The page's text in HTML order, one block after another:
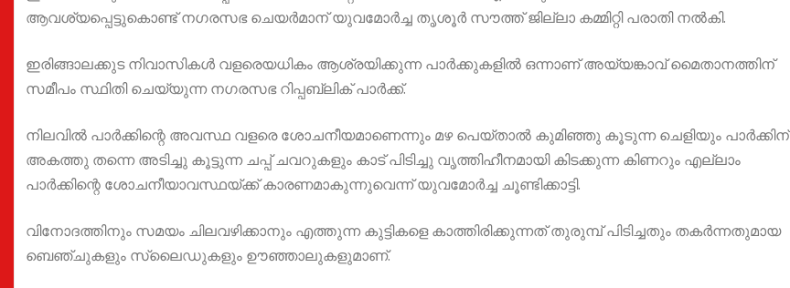
ആവശ്യപ്പെട്ടുകൊണ്ട് നഗരസഭ ചെയർമാന് യുവമോർച്ച തൃശൂർ സൗത്ത് ജില്ലാ കമ്മിറ്റി പരാതി നൽകി.
ഇരിങ്ങാലക്കുട നിവാസികൾ വളരെയധികം ആശ്രയിക്കുന്ന പാർക്കുകളിൽ ഒന്നാണ് അയ്യങ്കാവ് മൈതാനത്തിന്
സമീപം സ്ഥിതി ചെയ്യുന്ന നഗരസഭ റിപ്പബ്ലിക് പാർക്ക്.
നിലവിൽ പാർക്കിന്റെ അവസ്ഥ വളരെ ശോചനീയമാണെന്നും മഴ പെയ്താൽ കുമിഞ്ഞു കൂടുന്ന ചെളിയും പാർക്കിന്
അകത്തു തന്നെ അടിച്ചു കൂട്ടുന്ന ചപ്പ് ചവറുകളും കാട് പിടിച്ചു വൃത്തിഹീനമായി കിടക്കുന്ന കിണറും എല്ലാം
പാർക്കിന്റെ ശോചനീയാവസ്ഥയ്ക്ക് കാരണമാകുന്നുവെന്ന് യുവമോർച്ച ചൂണ്ടിക്കാട്ടി.
വിനോദത്തിനും സമയം ചിലവഴിക്കാനും എത്തുന്ന കുട്ടികളെ കാത്തിരിക്കുന്നത് തുരുമ്പ് പിടിച്ചതും തകർന്നതുമായ
ബെഞ്ചുകളും സ്ലൈഡുകളും ഊഞ്ഞാലുകളുമാണ്.